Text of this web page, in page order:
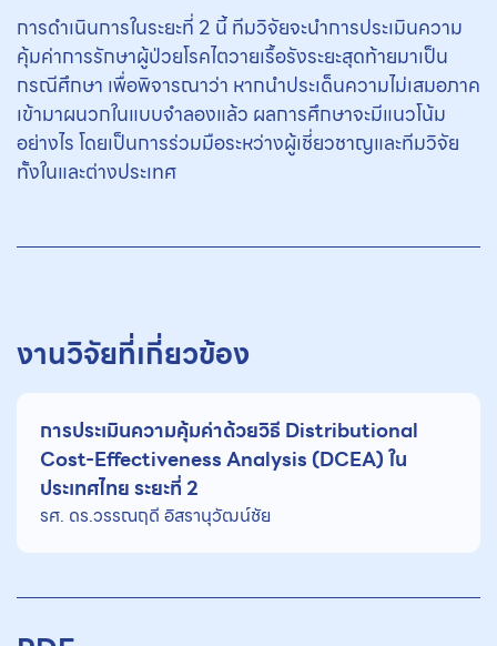
การดำเนินการในระยะที่ 2 นี้ ทีมวิจัยจะนำการประเมินความ
คุ้มค่าการรักษาผู้ป่วยโรคไตวายเรื้อรังระยะสุดท้ายมาเป็น
กรณีศึกษา เพื่อพิจารณาว่า หากนำประเด็นความไม่เสมอภาค
เข้ามาผนวกในแบบจำลองแล้ว ผลการศึกษาจะมีแนวโน้ม
อย่างไร โดยเป็นการร่วมมือระหว่างผู้เชี่ยวชาญและทีมวิจัย
ทั้งในและต่างประเทศ
งานวิจัยที่เกี่ยวข้อง
การประเมินความคุ้มค่าด้วยวิธี Distributional
Cost-Effectiveness Analysis (DCEA) ใน
ประเทศไทย ระยะที่ 2
รศ. ดร.วรรณฤดี อิสรานุวัฒน์ชัย